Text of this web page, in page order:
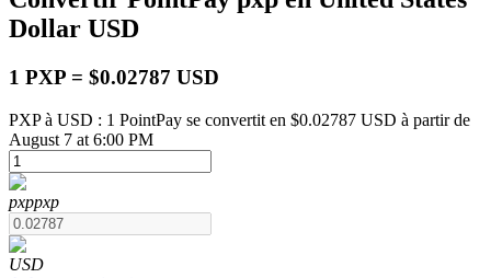
Futures USDT
Dollar USD
1 PXP = $0.02787 USD
PXP à USD : 1 PointPay se convertit en $0.02787 USD à partir de
August 7 at 6:00 PM
pxppxp
USD